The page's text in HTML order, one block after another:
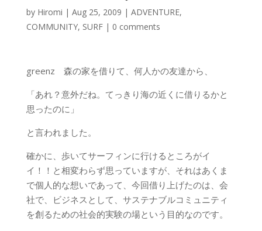
by Hiromi | Aug 25, 2009 | ADVENTURE,
COMMUNITY, SURF| 0 comments
greenz 森の家を借りて、何人かの友達から、
「あれ？意外だね。てっきり海の近くに借りるかと
思ったのに」
と言われました。
確かに、歩いてサーフィンに行けるところがイ
イ！！と相変わらず思っていますが、それはあくま
で個人的な想いであって、今回借り上げたのは、会
社で、ビジネスとして、サステナブルコミュニティ
を創るための社会的実験の場という目的なのです。